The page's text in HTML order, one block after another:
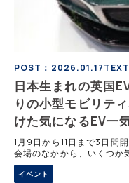
POST：2026.01.17
日本生まれの英国
りの小型モビリテ
けた気になるEV一
2026】
1月9日から11日まで3日間
会場のなかから、いくつか
る。今回はケータハム「プ
「Lean3」、日産「リーフ
イベント